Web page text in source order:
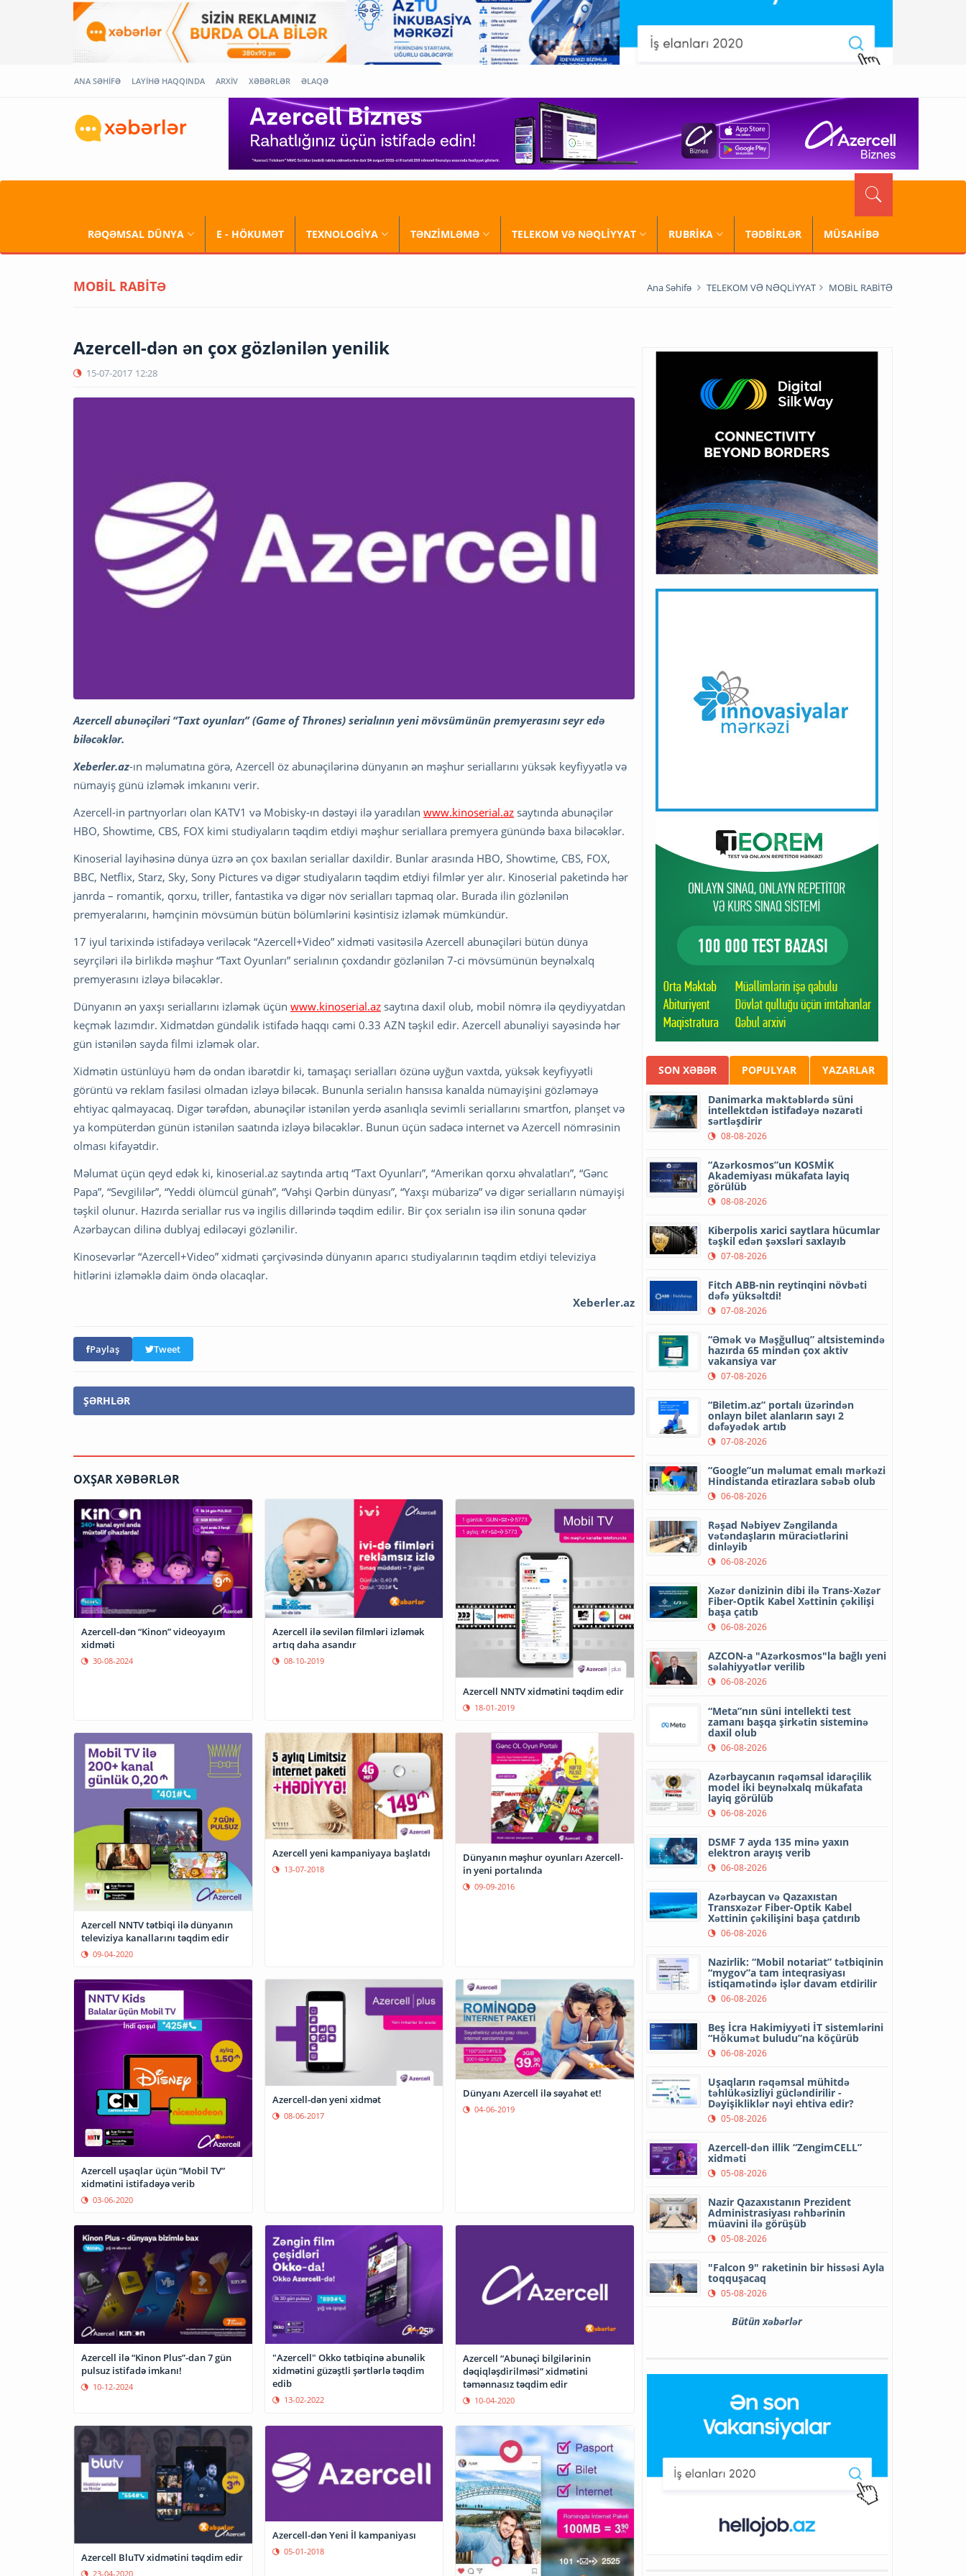
ANA SƏHİFƏ LAYİHƏ HAQQINDA ARXİV XƏBƏRLƏR ƏLAQƏ
RƏQƏMSAL DÜNYA E - HÖKUMƏT TEXNOLOGİYA TƏNZİMLƏMƏ TELEKOM VƏ NƏQLİYYAT RUBRİKA TƏDBİRLƏR MÜSAHİBƏ
MOBİL RABİTƏ Ana Səhifə TELEKOM VƏ NƏQLİYYAT MOBİL RABİTƏ
Azercell-dən ən çox gözlənilən yenilik
15-07-2017 12:28
Azercell abunəçiləri “Taxt oyunları” (Game of Thrones) serialının yeni mövsümünün premyerasını seyr edə
biləcəklər.
Xeberler.az-ın məlumatına görə, Azercell öz abunəçilərinə dünyanın ən məşhur seriallarını yüksək keyfiyyətlə və
nümayiş günü izləmək imkanını verir.
Azercell-in partnyorları olan KATV1 və Mobisky-ın dəstəyi ilə yaradılan www.kinoserial.az saytında abunəçilər
HBO, Showtime, CBS, FOX kimi studiyaların təqdim etdiyi məşhur seriallara premyera günündə baxa biləcəklər.
Kinoserial layihəsinə dünya üzrə ən çox baxılan seriallar daxildir. Bunlar arasında HBO, Showtime, CBS, FOX,
BBC, Netflix, Starz, Sky, Sony Pictures və digər studiyaların təqdim etdiyi filmlər yer alır. Kinoserial paketində hər
janrda – romantik, qorxu, triller, fantastika və digər növ serialları tapmaq olar. Burada ilin gözlənilən
premyeralarını, həmçinin mövsümün bütün bölümlərini kəsintisiz izləmək mümkündür.
17 iyul tarixində istifadəyə veriləcək “Azercell+Video” xidməti vasitəsilə Azercell abunəçiləri bütün dünya
seyrçiləri ilə birlikdə məşhur “Taxt Oyunları” serialının çoxdandır gözlənilən 7-ci mövsümünün beynəlxalq
premyerasını izləyə biləcəklər.
Dünyanın ən yaxşı seriallarını izləmək üçün www.kinoserial.az saytına daxil olub, mobil nömrə ilə qeydiyyatdan
keçmək lazımdır. Xidmətdən gündəlik istifadə haqqı cəmi 0.33 AZN təşkil edir. Azercell abunəliyi sayəsində hər
gün istənilən sayda filmi izləmək olar.
Xidmətin üstünlüyü həm də ondan ibarətdir ki, tamaşaçı serialları özünə uyğun vaxtda, yüksək keyfiyyətli
görüntü və reklam fasiləsi olmadan izləyə biləcək. Bununla serialın hansısa kanalda nümayişini gözləməyə
ehtiyac qalmayacaq. Digər tərəfdən, abunəçilər istənilən yerdə asanlıqla sevimli seriallarını smartfon, planşet və
ya kompüterdən günün istənilən saatında izləyə biləcəklər. Bunun üçün sadəcə internet və Azercell nömrəsinin
olması kifayətdir.
Məlumat üçün qeyd edək ki, kinoserial.az saytında artıq “Taxt Oyunları”, “Amerikan qorxu əhvalatları”, “Gənc
Papa”, “Sevgililər”, “Yeddi ölümcül günah”, “Vəhşi Qərbin dünyası”, “Yaxşı mübarizə” və digər serialların nümayişi
təşkil olunur. Hazırda seriallar rus və ingilis dillərində təqdim edilir. Bir çox serialın isə ilin sonuna qədər
Azərbaycan dilinə dublyaj ediləcəyi gözlənilir.
Kinosevərlər “Azercell+Video” xidməti çərçivəsində dünyanın aparıcı studiyalarının təqdim etdiyi televiziya
hitlərini izləməklə daim öndə olacaqlar.
Xeberler.az
Paylaş Tweet
ŞƏRHLƏR
OXŞAR XƏBƏRLƏR
Azercell-dən “Kinon” videoyayım
xidməti
30-08-2024
Azercell ilə sevilən filmləri izləmək
artıq daha asandır
08-10-2019
Azercell NNTV xidmətini təqdim edir
18-01-2019
Azercell NNTV tətbiqi ilə dünyanın
televiziya kanallarını təqdim edir
09-04-2020
Azercell yeni kampaniyaya başlatdı
13-07-2018
Dünyanın məşhur oyunları Azercell-
in yeni portalında
09-09-2016
Azercell uşaqlar üçün “Mobil TV”
xidmətini istifadəyə verib
03-06-2020
Azercell-dən yeni xidmət
08-06-2017
Dünyanı Azercell ilə səyahət et!
04-06-2019
Azercell ilə “Kinon Plus”-dan 7 gün
pulsuz istifadə imkanı!
10-12-2024
"Azercell" Okko tətbiqinə abunəlik
xidmətini güzəştli şərtlərlə təqdim
edib
13-02-2022
Azercell “Abunəçi bilgilərinin
dəqiqləşdirilməsi” xidmətini
təmənnasız təqdim edir
10-04-2020
Azercell BluTV xidmətini təqdim edir
23-04-2020
Azercell-dən Yeni İl kampaniyası
05-01-2018
SON XƏBƏR POPULYAR YAZARLAR
Danimarka məktəblərdə süni
intellektdən istifadəyə nəzarəti
sərtləşdirir
08-08-2026
“Azərkosmos”un KOSMİK
Akademiyası mükafata layiq
görülüb
08-08-2026
Kiberpolis xarici saytlara hücumlar
təşkil edən şəxsləri saxlayıb
07-08-2026
Fitch ABB-nin reytinqini növbəti
dəfə yüksəltdi!
07-08-2026
“Əmək və Məşğulluq” altsistemində
hazırda 65 mindən çox aktiv
vakansiya var
07-08-2026
“Biletim.az” portalı üzərindən
onlayn bilet alanların sayı 2
dəfəyədək artıb
07-08-2026
“Google”un məlumat emalı mərkəzi
Hindistanda etirazlara səbəb olub
06-08-2026
Rəşad Nəbiyev Zəngilanda
vətəndaşların müraciətlərini
dinləyib
06-08-2026
Xəzər dənizinin dibi ilə Trans-Xəzər
Fiber-Optik Kabel Xəttinin çəkilişi
başa çatıb
06-08-2026
AZCON-a "Azərkosmos"la bağlı yeni
səlahiyyətlər verilib
06-08-2026
“Meta”nın süni intellekti test
zamanı başqa şirkətin sisteminə
daxil olub
06-08-2026
Azərbaycanın rəqəmsal idarəçilik
model iki beynəlxalq mükafata
layiq görülüb
06-08-2026
DSMF 7 ayda 135 minə yaxın
elektron arayış verib
06-08-2026
Azərbaycan və Qazaxıstan
Transxəzər Fiber-Optik Kabel
Xəttinin çəkilişini başa çatdırıb
06-08-2026
Nazirlik: “Mobil notariat” tətbiqinin
“mygov”a tam inteqrasiyası
istiqamətində işlər davam etdirilir
06-08-2026
Beş İcra Hakimiyyəti İT sistemlərini
“Hökumət buludu”na köçürüb
06-08-2026
Uşaqların rəqəmsal mühitdə
təhlükəsizliyi gücləndirilir -
Dəyişikliklər nəyi ehtiva edir?
05-08-2026
Azercell-dən illik “ZengimCELL”
xidməti
05-08-2026
Nazir Qazaxıstanın Prezident
Administrasiyası rəhbərinin
müavini ilə görüşüb
05-08-2026
"Falcon 9" raketinin bir hissəsi Ayla
toqquşacaq
05-08-2026
Bütün xəbərlər